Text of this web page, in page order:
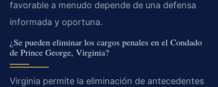
favorable a menudo depende de una defensa
informada y oportuna.
¿Se pueden eliminar los cargos penales en el Condado
de Prince George, Virginia?
Virginia permite la eliminación de antecedentes